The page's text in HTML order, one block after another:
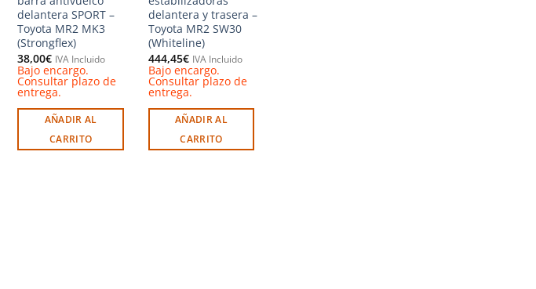
delantera SPORT –
Toyota MR2 MK3
(Strongflex)
38,00€ IVA Incluido
Bajo encargo.
Consultar plazo de
entrega.
AÑADIR AL
CARRITO
delantera y trasera –
Toyota MR2 SW30
(Whiteline)
444,45€ IVA Incluido
Bajo encargo.
Consultar plazo de
entrega.
AÑADIR AL
CARRITO